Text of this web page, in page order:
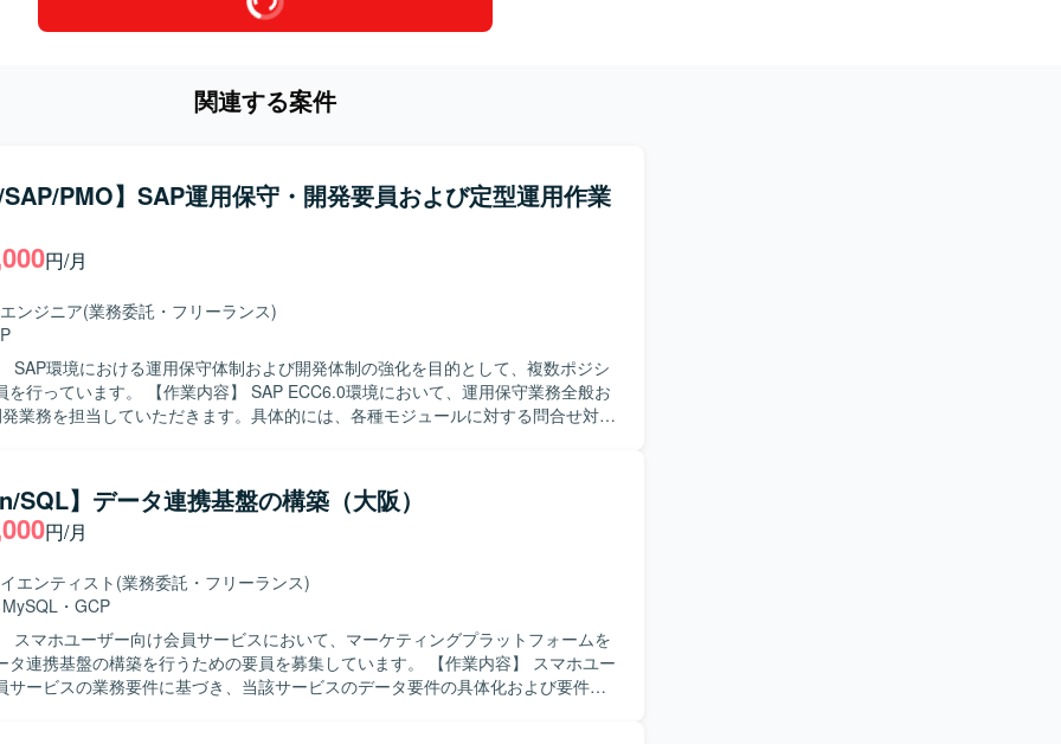
関連する案件
PMO】SAP運用保守・開発要員および定型運用作業
円/月
ンジニア(業務委託・フリーランス)
SAP環境における運用保守体制および開発体制の強化を目的として、複数ポジシ
容】 SAP ECC6.0環境において、運用保守業務全般お
業務を担当していただきます。具体的には、各種モジュールに対する問合せ対
録や移送作業などのSAP定型運用作業、要員アサインやリリース手続き、月次書
な定型運用作業もご担当いただきます。 【求める人物像】 担当領域におい
査・障害対応ができる方を求めています。複数のチームや関係者と連携しながら
取り組んでいただける方が望ましいです。 【ポジションの魅力】 SAP
保守からABAP開発、JP1を用いたジョブ管理まで、幅広い領域を一貫して経験で
ンです。SD／MM／PP／COなど複数モジュールに関わることで、業務プロセス理
ルの双方を高めることができます。また、運用・開発・PMO業務が並行する環境
選択肢を広げる経験を積むことができます。 【開発環境】 SAP ECC6.0を
境で、ABAPによる開発およびJP1を用いたジョブ管理を行います。Office製品を
SQL】データ連携基盤の構築（大阪）
円/月
エンティスト (業務委託・フリーランス)
MySQL ・ GCP
スマホユーザー向け会員サービスにおいて、マーケティングプラットフォームを
基盤の構築を行うための要員を募集しています。 【作業内容】 スマホユー
サービスの業務要件に基づき、当該サービスのデータ要件の具体化および要件定